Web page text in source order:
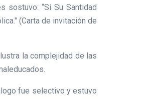
sostuvo: “Si Su Santidad
(Carta de invitación de
la complejidad de las
fue selectivo y estuvo